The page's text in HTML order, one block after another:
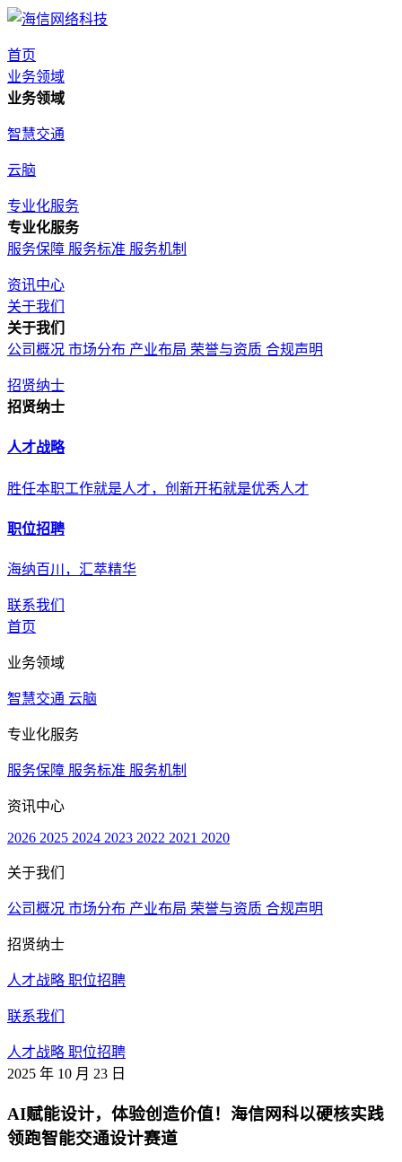
首页
业务领域
业务领域
智慧交通
云脑
专业化服务
专业化服务
服务保障 服务标准 服务机制
资讯中心
关于我们
关于我们
公司概况 市场分布 产业布局 荣誉与资质 合规声明
招贤纳士
招贤纳士
人才战略
胜任本职工作就是人才，创新开拓就是优秀人才
职位招聘
海纳百川，汇萃精华
联系我们
首页
业务领域
智慧交通 云脑
专业化服务
服务保障 服务标准 服务机制
资讯中心
2026 2025 2024 2023 2022 2021 2020
关于我们
公司概况 市场分布 产业布局 荣誉与资质 合规声明
招贤纳士
人才战略 职位招聘
联系我们
人才战略 职位招聘
2025 年 10 月 23 日
AI赋能设计，体验创造价值！海信网科以硬核实践
领跑智能交通设计赛道